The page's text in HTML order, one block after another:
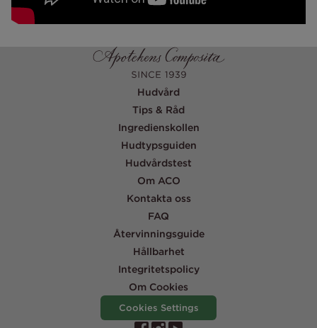
Hudvård
Tips & Råd
Ingredienskollen
Hudtypsguiden
Hudvårdstest
Om ACO
Kontakta oss
FAQ
Återvinningsguide
Hållbarhet
Integritetspolicy
Om Cookies
Cookies Settings